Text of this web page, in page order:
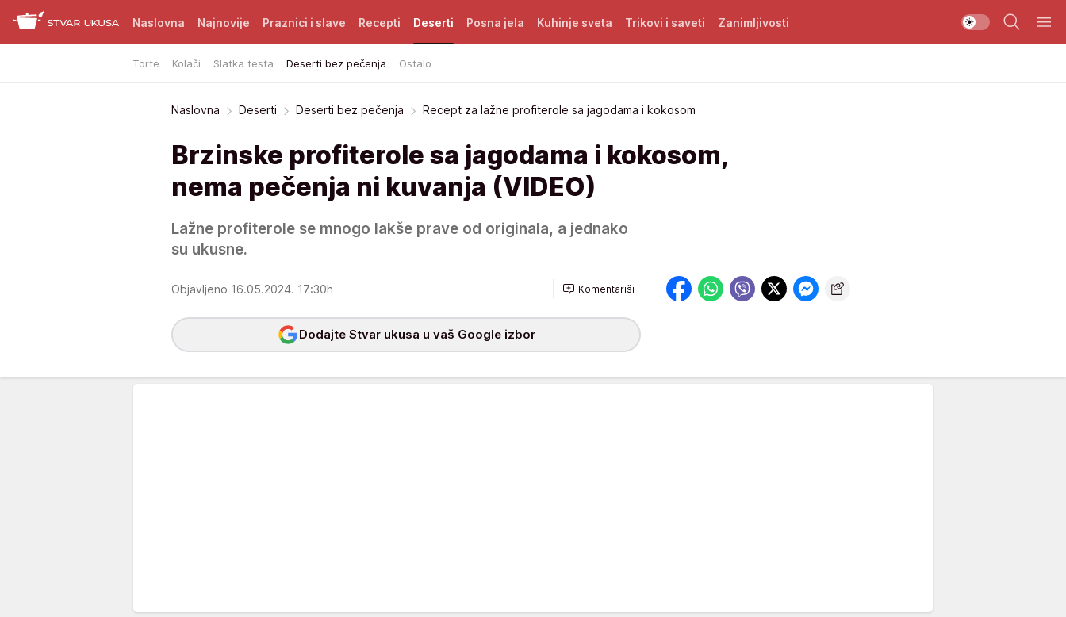
Naslovna Najnovije Praznici i slave Recepti Deserti
Torte Kolači Slatka testa Deserti bez pečenja Ostalo
Posna jela Kuhinje sveta Trikovi i saveti Zanimljivosti
Naslovna Deserti Deserti bez pečenja Recept za lažne profiterole sa jagodama i kokosom
Brzinske profiterole sa jagodama i kokosom,
nema pečenja ni kuvanja (VIDEO)
Lažne profiterole se mnogo lakše prave od originala, a jednako
su ukusne.
Objavljeno 16.05.2024. 17:30h Komentariši
Dodajte Stvar ukusa u vaš Google izbor